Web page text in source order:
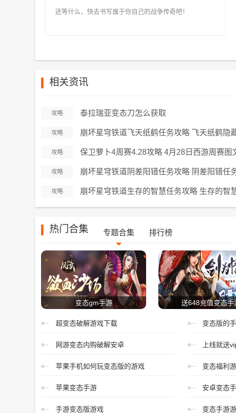
还等什么，快去书写属于你自己的战争传奇吧！
相关资讯
攻略 泰拉瑞亚变态刀怎么获取
攻略 崩坏星穹铁道飞天纸鹤任务攻略 飞天纸鹤隐
攻略 保卫萝卜4周赛4.28攻略 4月28日西游周赛图
攻略 崩坏星穹铁道阴差阳错任务攻略 阴差阳错任
攻略 崩坏星穹铁道生存的智慧任务攻略 生存的智
热门合集 专题合集 排行榜
变态gm手游 送648充值变态手
超变态破解游戏下载 变态版的
网游变态内购破解安卓 上线就送
苹果手机如何玩变态版的游戏 变态福利
苹果变态手游 安卓变态
手游变态版游戏 变态手游